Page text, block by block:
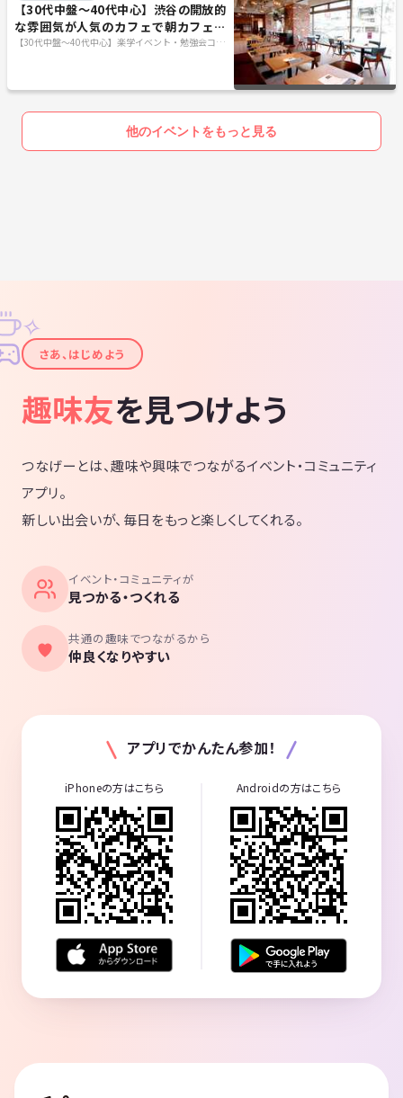
【30代中盤〜40代中心】渋谷の開放的
な雰囲気が人気のカフェで朝カフェ会
&おばんざいビッフェが付く定食屋で
【30代中盤〜40代中心】楽学イベント・勉強会コミ
他のイベントをもっと見る
✦
✧
さあ、はじめよう
趣味友を見つけよう
つなげーとは、趣味や興味でつながるイベント・コミュニティ
アプリ。
新しい出会いが、毎日をもっと楽しくしてくれる。
イベント・コミュニティが
見つかる・つくれる
共通の趣味でつながるから
仲良くなりやすい
アプリでかんたん参加！
iPhoneの方はこちら Androidの方はこちら